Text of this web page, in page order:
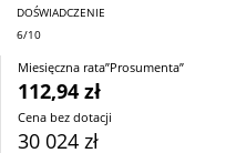
DOŚWIADCZENIE
6/10
Miesięczna rata”Prosumenta”
112,94 zł
Cena bez dotacji
30 024 zł